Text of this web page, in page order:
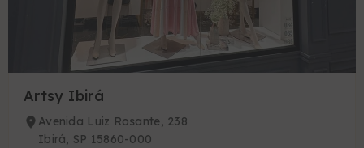
Artsy Ibirá
Avenida Luiz Rosante, 238
Ibirá, SP 15860-000